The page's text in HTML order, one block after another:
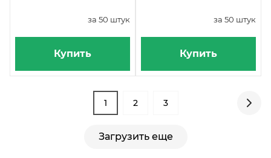
за 50 штук
Купить
за 50 штук
Купить
1 2 3
Загрузить еще